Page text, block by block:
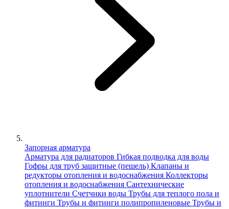
Запорная арматура
Арматура для радиаторов Гибкая подводка для воды
Гофры для труб защитные (пешель) Клапаны и
редукторы отопления и водоснабжения Коллекторы
отопления и водоснабжения Сантехнические
уплотнители Счетчики воды Трубы для теплого пола и
фитинги Трубы и фитинги полипропиленовые Трубы и